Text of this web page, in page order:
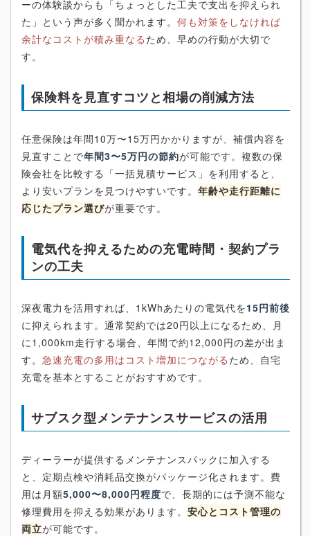
ーの体験談からも「ちょっとした工夫で支出を抑えられ
た」という声が多く聞かれます。 何も対策をしなければ
余計なコストが積み重なる ため、早めの行動が大切で
す。
保険料を見直すコツと相場の削減方法
任意保険は年間10万〜15万円かかりますが、補償内容を
見直すことで年間3〜5万円の節約が可能です。複数の保
険会社を比較する「一括見積サービス」を利用すると、
より安いプランを見つけやすいです。 年齢や走行距離に
応じたプラン選びが重要です。
電気代を抑えるための充電時間・契約プラ
ンの工夫
深夜電力を活用すれば、1kWhあたりの電気代を15円前後
に抑えられます。通常契約では20円以上になるため、月
に1,000km走行する場合、年間で約12,000円の差が出ま
す。 急速充電の多用はコスト増加につながる ため、自宅
充電を基本とすることがおすすめです。
サブスク型メンテナンスサービスの活用
ディーラーが提供するメンテナンスパックに加入する
と、定期点検や消耗品交換がパッケージ化されます。費
用は月額5,000〜8,000円程度で、長期的には予測不能な
修理費用を抑える効果があります。 安心とコスト管理の
両立が可能です。